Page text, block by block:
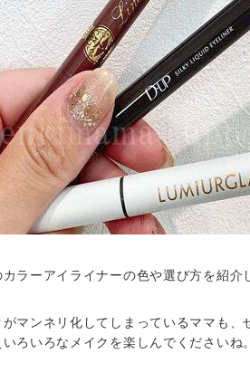
ラーアイライナーの色や選び方を紹介
マンネリ化してしまっているママも
ろいろなメイクを楽しんでくださいね。